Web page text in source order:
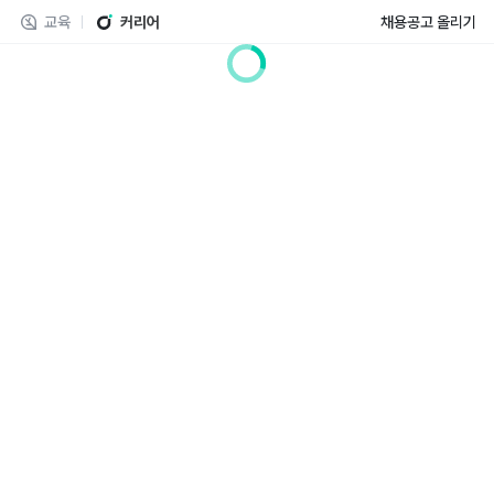
교육 커리어 채용공고 올리기